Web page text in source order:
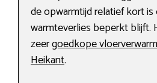
de opwarmtijd relatief kort
warmteverlies beperkt blijft.
zeergoedkope
Heikant.